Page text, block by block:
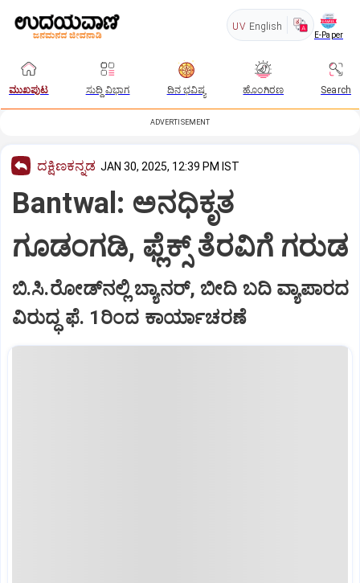
UV English
E-Paper
ಮುಖಪುಟ ಸುದ್ದಿ ವಿಭಾಗ ದಿನ ಭವಿಷ್ಯ ಹೊಂಗಿರಣ Search
ADVERTISEMENT
ದಕ್ಷಿಣಕನ್ನಡ JAN 30, 2025, 12:39 PM IST
Bantwal: ಅನಧಿಕೃತ
ಗೂಡಂಗಡಿ, ಫ್ಲೆಕ್ಸ್‌ ತೆರವಿಗೆ ಗರುಡ
ಬಿ.ಸಿ.ರೋಡ್‌ನ‌ಲ್ಲಿ ಬ್ಯಾನರ್‌, ಬೀದಿ ಬದಿ ವ್ಯಾಪಾರದ
ವಿರುದ್ಧ ಫೆ. 1ರಿಂದ ಕಾರ್ಯಾಚರಣೆ